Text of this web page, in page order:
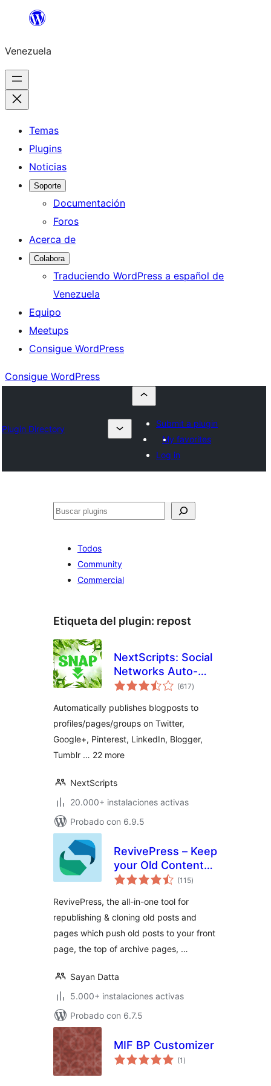
Saltar
contenido
Venezuela
Temas
Plugins
Noticias
Soporte
Documentación
Foros
Acerca de
Colabora
Traduciendo WordPress a español de
Venezuela
Equipo
Meetups
Consigue WordPress
Consigue WordPress
Plugin Directory
Submit a plugin
My favorites
Log in
Buscar
Todos
Community
Commercial
Etiqueta del plugin: repost
NextScripts: Social
Networks Auto-
Poster
(617total
de
)
Automatically publishes blogposts to
profiles/pages/groups on Twitter,
Google+, Pinterest, LinkedIn, Blogger,
Tumblr … 22 more
NextScripts
20.000+ instalaciones activas
Probado con 6.9.5
RevivePress – Keep
your Old Content
Evergreen
(115total
de
)
RevivePress, the all-in-one tool for
republishing & cloning old posts and
pages which push old posts to your front
page, the top of archive pages, …
Sayan Datta
5.000+ instalaciones activas
Probado con 6.7.5
MIF BP Customizer
(1 total
de
)